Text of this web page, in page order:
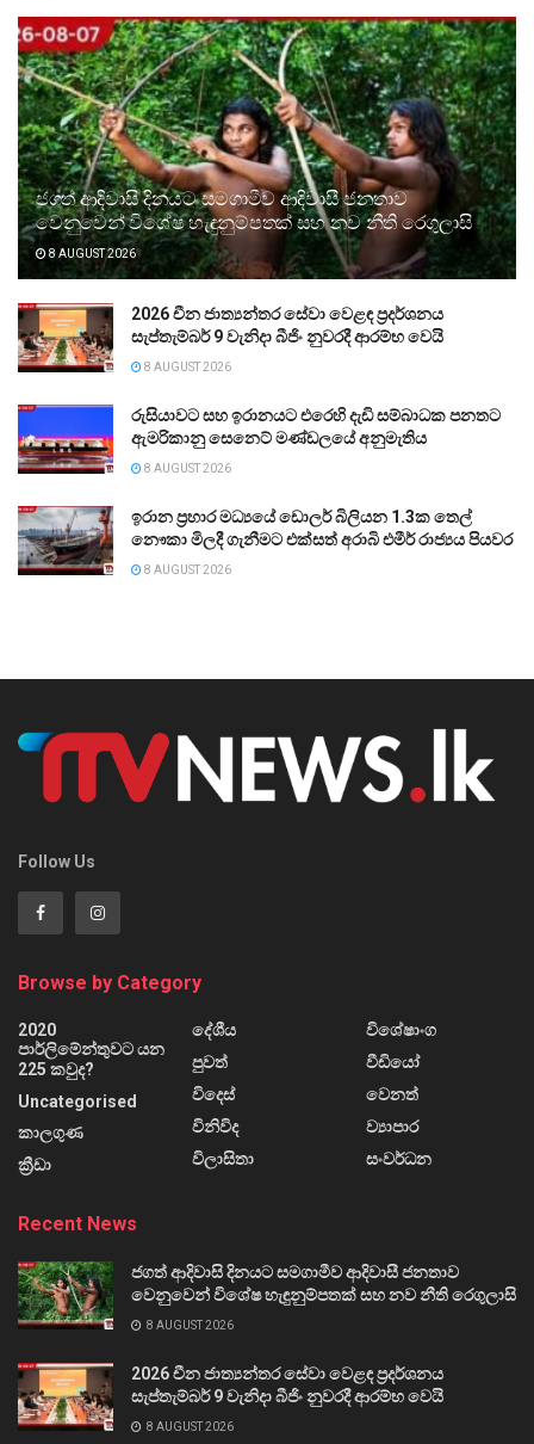
ජගත් ආදිවාසි දිනයට සමගාමීව ආදිවාසී ජනතාව
වෙනුවෙන් විශේෂ හැඳුනුම්පතක් සහ නව නීති රෙගුලාසි
8 AUGUST 2026
2026 චීන ජාත්‍යන්තර සේවා වෙළඳ ප්‍රදර්ශනය
සැප්තැම්බර් 9 වැනිදා බීජිං නුවරදී ආරම්භ වෙයි
8 AUGUST 2026
රුසියාවට සහ ඉරානයට එරෙහි දැඩි සම්බාධක පනතට
ඇමරිකානු සෙනෙට් මණ්ඩලයේ අනුමැතිය
8 AUGUST 2026
ඉරාන ප්‍රහාර මධ්‍යයේ ඩොලර් බිලියන 1.3ක තෙල්
නෞකා මිලදී ගැනීමට එක්සත් අරාබි එමීර් රාජ්‍යය පියවර
8 AUGUST 2026
Follow Us
Browse by Category
2020
පාර්ලිමේන්තුවට යන
225 කවුද?
Uncategorised
කාලගුණ
ක්‍රීඩා
දේශීය
පුවත්
විදෙස්
විනිවිද
විලාසිතා
විශේෂාංග
වීඩියෝ
වෙනත්
ව්‍යාපාර
සංවර්ධන
Recent News
ජගත් ආදිවාසි දිනයට සමගාමීව ආදිවාසී ජනතාව
වෙනුවෙන් විශේෂ හැඳුනුම්පතක් සහ නව නීති රෙගුලාසි
8 AUGUST 2026
2026 චීන ජාත්‍යන්තර සේවා වෙළඳ ප්‍රදර්ශනය
සැප්තැම්බර් 9 වැනිදා බීජිං නුවරදී ආරම්භ වෙයි
8 AUGUST 2026